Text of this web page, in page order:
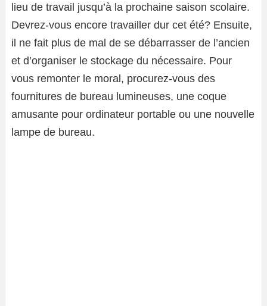
lieu de travail jusqu’à la prochaine saison scolaire.
Devrez-vous encore travailler dur cet été? Ensuite,
il ne fait plus de mal de se débarrasser de l’ancien
et d’organiser le stockage du nécessaire. Pour
vous remonter le moral, procurez-vous des
fournitures de bureau lumineuses, une coque
amusante pour ordinateur portable ou une nouvelle
lampe de bureau.